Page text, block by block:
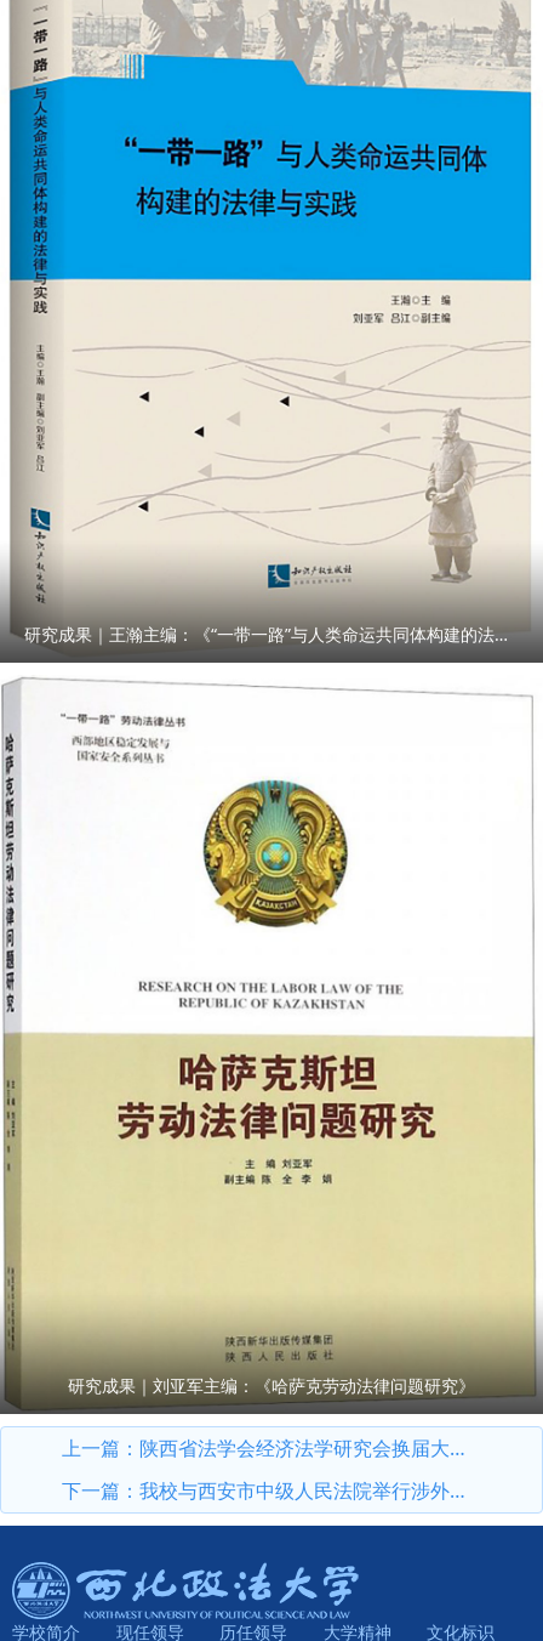
研究成果｜王瀚主编：《“一带一路”与人类命运共同体构建的法律与实践》
研究成果｜刘亚军主编：《哈萨克劳动法律问题研究》
上一篇： 陕西省法学会经济法学研究会换届大会在我校召开
下一篇： 我校与西安市中级人民法院举行涉外法治人才协同培养基地揭牌仪式
学校简介 现任领导 历任领导 大学精神 文化标识